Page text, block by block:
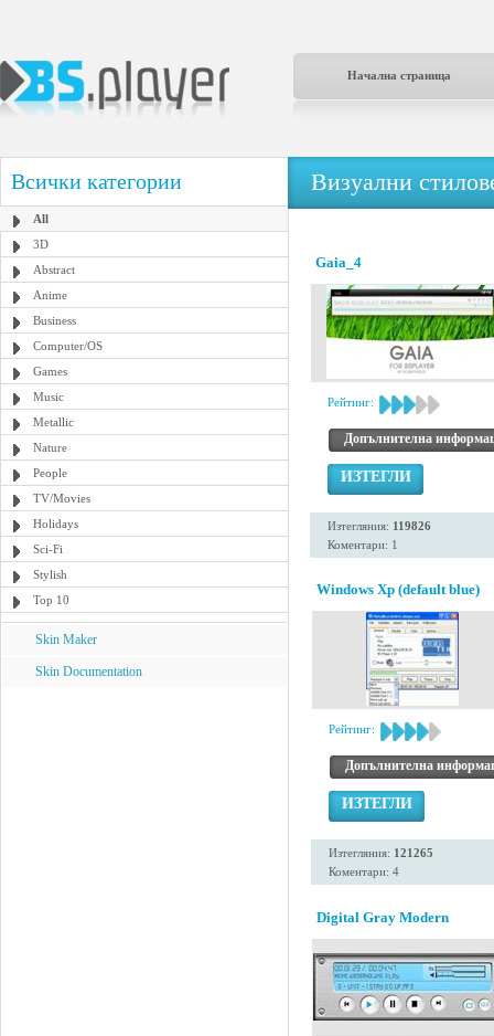
Начална страница
Всички категории
All
3D
Abstract
Anime
Business
Computer/OS
Games
Music
Metallic
Nature
People
TV/Movies
Holidays
Sci-Fi
Stylish
Top 10
Skin Maker
Skin Documentation
Визуални
Gaia_4
Рейтинг:
Допълнителна
ИЗТЕГЛИ
Изтегляния: 119826
Коментари: 1
Windows Xp (default blue)
Рейтинг:
Допълнителна
ИЗТЕГЛИ
Изтегляния: 121265
Коментари: 4
Digital Gray Modern